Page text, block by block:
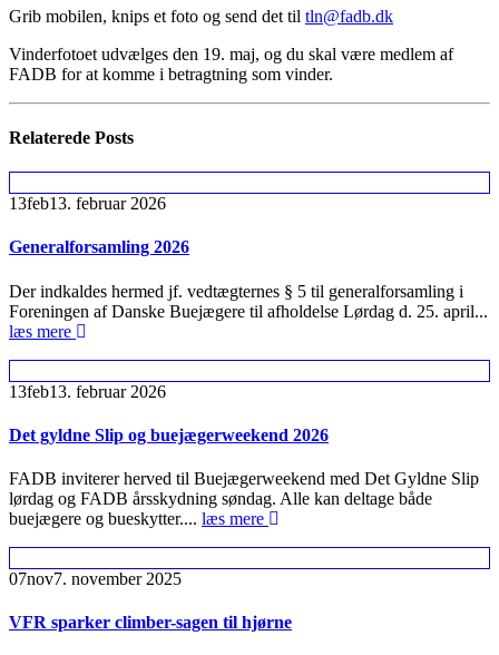
Grib mobilen, knips et foto og send det til tln@fadb.dk
Vinderfotoet udvælges den 19. maj, og du skal være medlem af
FADB for at komme i betragtning som vinder.
Relaterede Posts
13feb13. februar 2026
Generalforsamling 2026
Der indkaldes hermed jf. vedtægternes § 5 til generalforsamling i
Foreningen af Danske Buejægere til afholdelse Lørdag d. 25. april...
læs mere
13feb13. februar 2026
Det gyldne Slip og buejægerweekend 2026
FADB inviterer herved til Buejægerweekend med Det Gyldne Slip
lørdag og FADB årsskydning søndag. Alle kan deltage både
buejægere og bueskytter.... læs mere
07nov7. november 2025
VFR sparker climber-sagen til hjørne